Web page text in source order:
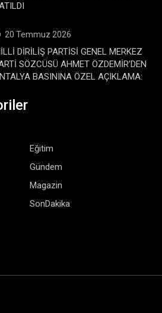
20 Temmuz 2026
DİRİLİŞ PARTİSİ GENEL MERKEZ
SÖZCÜSÜ AHMET ÖZDEMİR’DEN
BASININA ÖZEL AÇIKLAMA:
Eğitim
Gündem
Magazin
SonDakika